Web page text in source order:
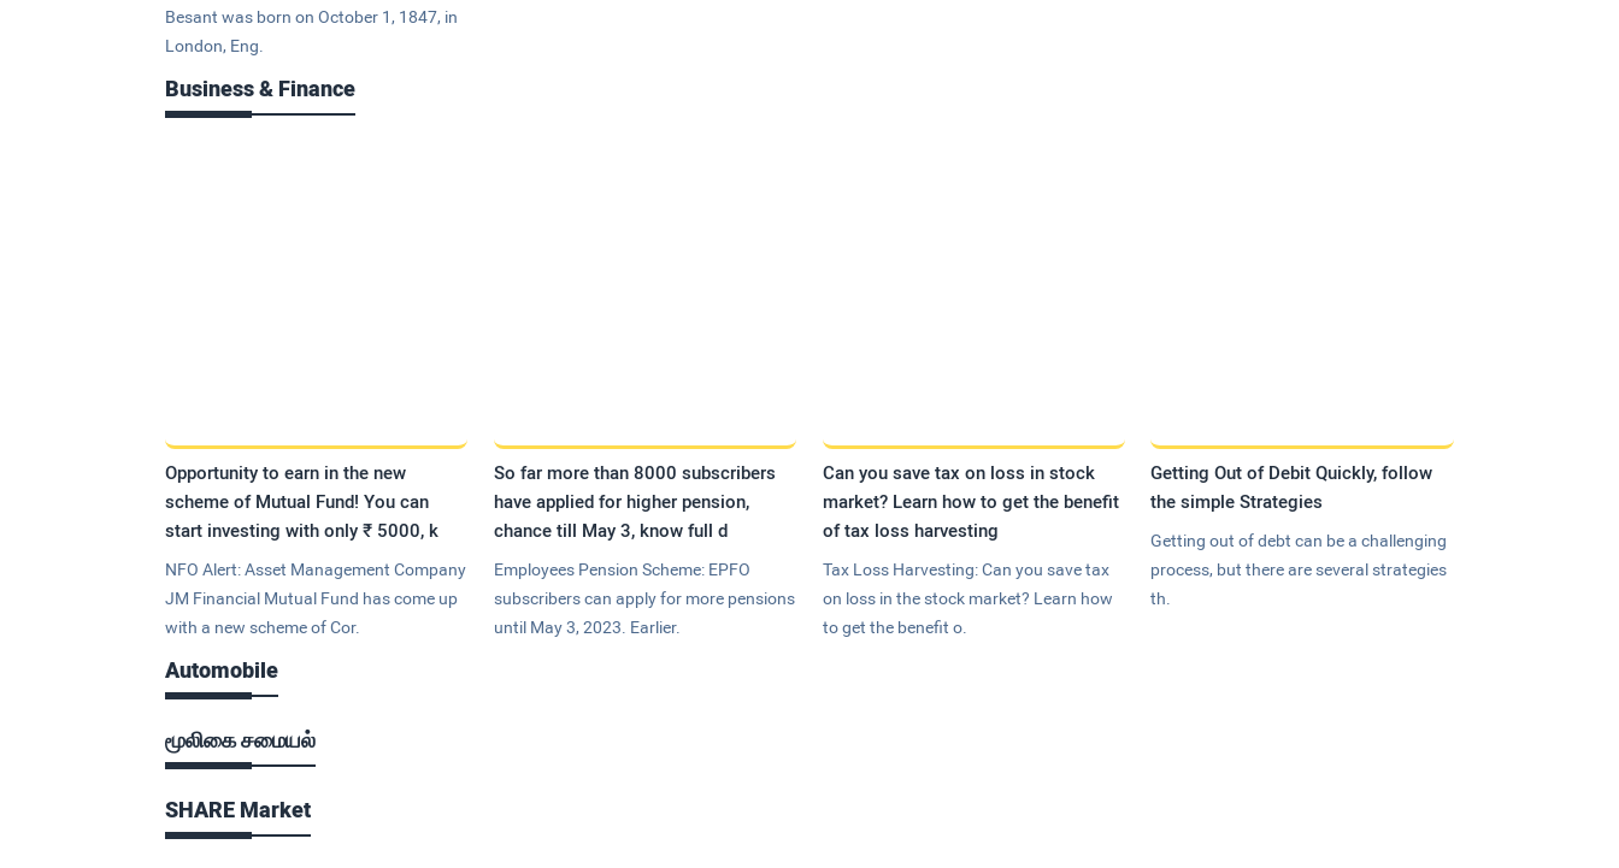
Besant was born on October 1, 1847, in
London, Eng.
Business & Finance
Opportunity to earn in the new
scheme of Mutual Fund! You can
start investing with only ₹ 5000, k
NFO Alert: Asset Management Company
JM Financial Mutual Fund has come up
with a new scheme of Cor.
So far more than 8000 subscribers
have applied for higher pension,
chance till May 3, know full d
Employees Pension Scheme: EPFO
subscribers can apply for more pensions
until May 3, 2023. Earlier.
Can you save tax on loss in stock
market? Learn how to get the benefit
of tax loss harvesting
Tax Loss Harvesting: Can you save tax
on loss in the stock market? Learn how
to get the benefit o.
Getting Out of Debit Quickly, follow
the simple Strategies
Getting out of debt can be a challenging
process, but there are several strategies
th.
Automobile
மூலிகை சமையல்
SHARE Market